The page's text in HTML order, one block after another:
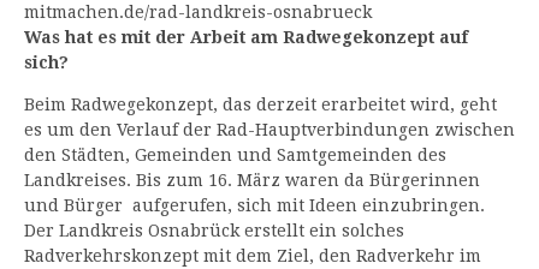
mitmachen.de/rad-landkreis-osnabrueck
Was hat es mit der Arbeit am Radwegekonzept auf
sich?
Beim Radwegekonzept, das derzeit erarbeitet wird, geht
es um den Verlauf der Rad-Hauptverbindungen zwischen
den Städten, Gemeinden und Samtgemeinden des
Landkreises. Bis zum 16. März waren da Bürgerinnen
und Bürger aufgerufen, sich mit Ideen einzubringen.
Der Landkreis Osnabrück erstellt ein solches
Radverkehrskonzept mit dem Ziel, den Radverkehr im